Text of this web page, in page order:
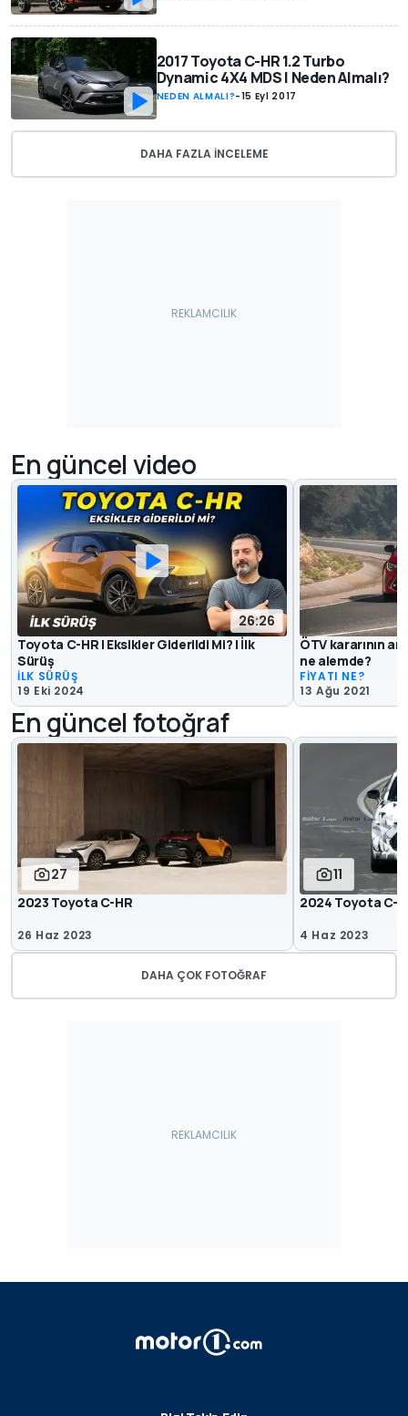
2017 Toyota C-HR 1.2 Turbo
Dynamic 4X4 MDS | Neden Almalı?
NEDEN ALMALI?-15 Eyl 2017
DAHA FAZLA INCELEME
En güncel video
26:26
Toyota C-HR | Eksikler Giderildi Mi? | İlk
Sürüş
İLK SÜRÜŞ
19 Eki 2024
ÖTV kararının
ne alemde?
FİYATI NE?
13 Ağu 2021
En güncel fotoğraf
27
2023 Toyota C-HR
26 Haz 2023
11
2024 Toyota C-
4 Haz 2023
DAHA ÇOK FOTOĞRAF